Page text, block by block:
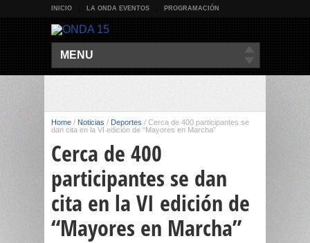
INICIO LA ONDA EVENTOS PROGRAMACIÓN
MENU
Home / Noticias / Deportes / Cerca de 400 participantes se
dan cita en la VI edición de “Mayores en Marcha”
Cerca de 400
participantes se dan
cita en la VI edición de
“Mayores en Marcha”